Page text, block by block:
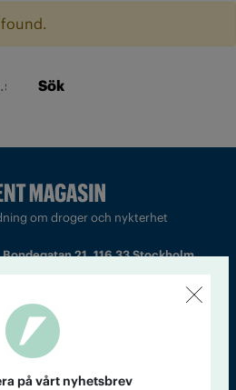
Sök
om droger och nykterhet
21, 116 33 Stockholm
utgivare: Barbro Janson Lundkvist,
på vårt nyhetsbrev